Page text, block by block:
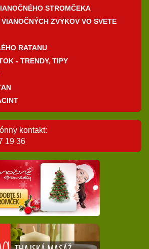
STROMČEKA
ZVYKOV VO SVETE
RATANU
- TRENDY, TIPY
kontakt:
19 36